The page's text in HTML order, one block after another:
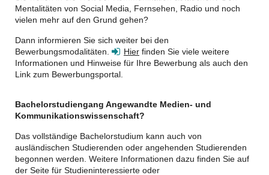
Mentalitäten von Social Media, Fernsehen, Radio und noch
vielen mehr auf den Grund gehen?
Dann informieren Sie sich weiter bei den
Bewerbungsmodalitäten.
Hier finden Sie viele weitere
Informationen und Hinweise für Ihre Bewerbung als auch den
Link zum Bewerbungsportal.
Bachelorstudiengang Angewandte Medien- und
Kommunikationswissenschaft?
Das vollständige Bachelorstudium kann auch von
ausländischen Studierenden oder angehenden Studierenden
begonnen werden. Weitere Informationen dazu finden Sie auf
der Seite für Studieninteressierte oder